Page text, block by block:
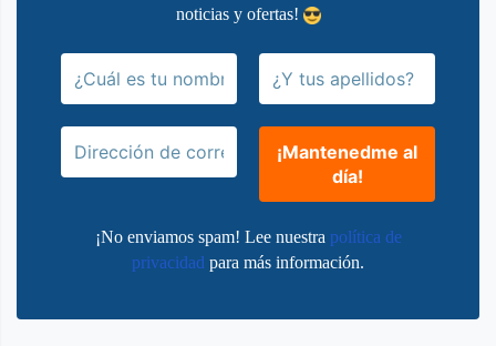
noticias y ofertas!
¡No enviamos spam! Lee nuestra política de
privacidad para más información.